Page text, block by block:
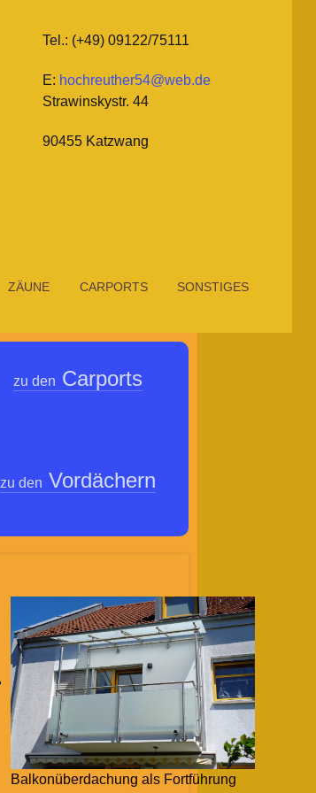
Tel.: (+49) 09122/75111
E: hochreuther54@web.de
Strawinskystr. 44
90455 Katzwang
ZÄUNE CARPORTS SONSTIGES
zu den Carports
zu den Vordächern
Balkonüberdachung als Fortführung